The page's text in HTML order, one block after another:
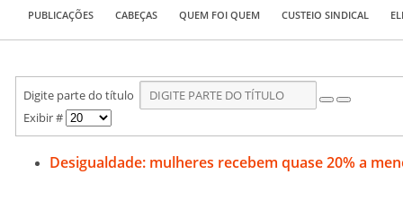
PUBLICAÇÕES CABEÇAS QUEM FOI QUEM CUSTEIO SINDICAL
Digite parte do título
Exibir #
Desigualdade: mulheres recebem quase 20% a